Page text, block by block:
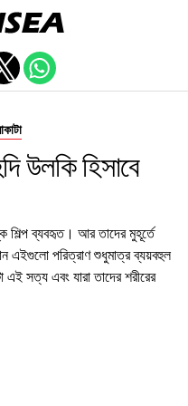
উলকি হিসাবে
শিল্প ব্যবহৃত। আর তাদের মুহূর্তে
এইগুলো পরিত্রাণ শুধুমাত্র ব্যয়বহুল
সত্য এবং যারা তাদের শরীরের